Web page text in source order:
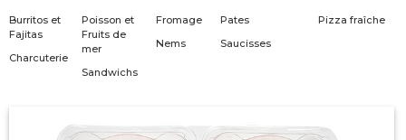
Burritos et
Fajitas
Charcuterie
Poisson et
Fruits de
mer
Sandwichs
Fromage
Nems
Pates
Saucisses
Pizza fraîche